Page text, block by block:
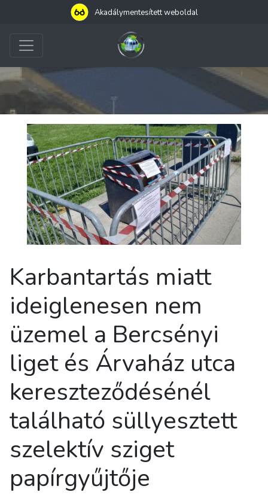
Akadálymentesített weboldal
Karbantartás miatt
ideiglenesen nem
üzemel a Bercsényi
liget és Árvaház utca
kereszteződésénél
található süllyesztett
szelektív sziget
papírgyűjtője